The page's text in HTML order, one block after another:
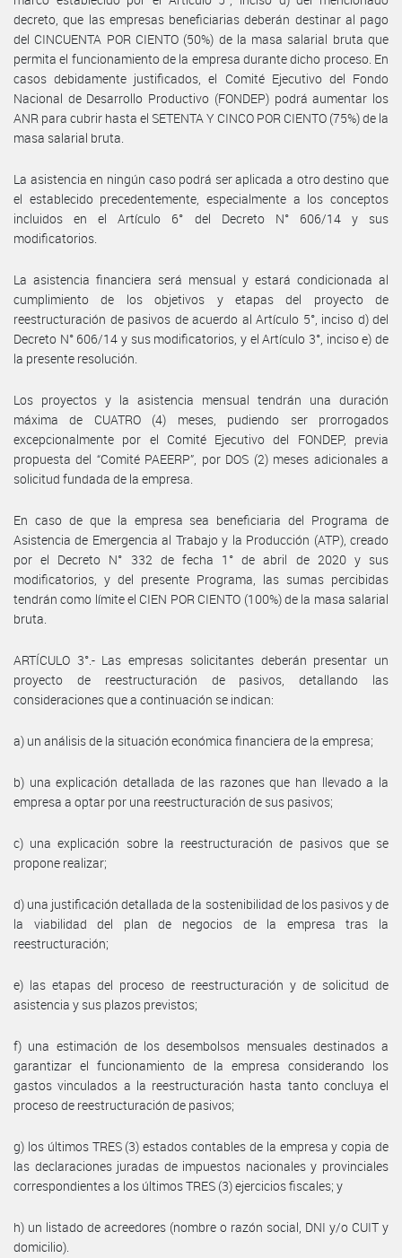
decreto, que las empresas beneficiarias deberán destinar al pago
del CINCUENTA POR CIENTO (50%) de la masa salarial bruta que
permita el funcionamiento de la empresa durante dicho proceso. En
casos debidamente justificados, el Comité Ejecutivo del Fondo
Nacional de Desarrollo Productivo (FONDEP) podrá aumentar los
ANR para cubrir hasta el SETENTA Y CINCO POR CIENTO (75%) de la
masa salarial bruta.
La asistencia en ningún caso podrá ser aplicada a otro destino que
el establecido precedentemente, especialmente a los conceptos
incluidos en el Artículo 6° del Decreto N° 606/14 y sus
modificatorios.
La asistencia financiera será mensual y estará condicionada al
cumplimiento de los objetivos y etapas del proyecto de
reestructuración de pasivos de acuerdo al Artículo 5°, inciso d) del
Decreto N° 606/14 y sus modificatorios, y el Artículo 3°, inciso e) de
la presente resolución.
Los proyectos y la asistencia mensual tendrán una duración
máxima de CUATRO (4) meses, pudiendo ser prorrogados
excepcionalmente por el Comité Ejecutivo del FONDEP, previa
propuesta del “Comité PAEERP”, por DOS (2) meses adicionales a
solicitud fundada de la empresa.
En caso de que la empresa sea beneficiaria del Programa de
Asistencia de Emergencia al Trabajo y la Producción (ATP), creado
por el Decreto N° 332 de fecha 1° de abril de 2020 y sus
modificatorios, y del presente Programa, las sumas percibidas
tendrán como límite el CIEN POR CIENTO (100%) de la masa salarial
bruta.
ARTÍCULO 3°.- Las empresas solicitantes deberán presentar un
proyecto de reestructuración de pasivos, detallando las
consideraciones que a continuación se indican:
a) un análisis de la situación económica financiera de la empresa;
b) una explicación detallada de las razones que han llevado a la
empresa a optar por una reestructuración de sus pasivos;
c) una explicación sobre la reestructuración de pasivos que se
propone realizar;
d) una justificación detallada de la sostenibilidad de los pasivos y de
la viabilidad del plan de negocios de la empresa tras la
reestructuración;
e) las etapas del proceso de reestructuración y de solicitud de
asistencia y sus plazos previstos;
f) una estimación de los desembolsos mensuales destinados a
garantizar el funcionamiento de la empresa considerando los
gastos vinculados a la reestructuración hasta tanto concluya el
proceso de reestructuración de pasivos;
g) los últimos TRES (3) estados contables de la empresa y copia de
las declaraciones juradas de impuestos nacionales y provinciales
correspondientes a los últimos TRES (3) ejercicios fiscales; y
h) un listado de acreedores (nombre o razón social, DNI y/o CUIT y
domicilio).